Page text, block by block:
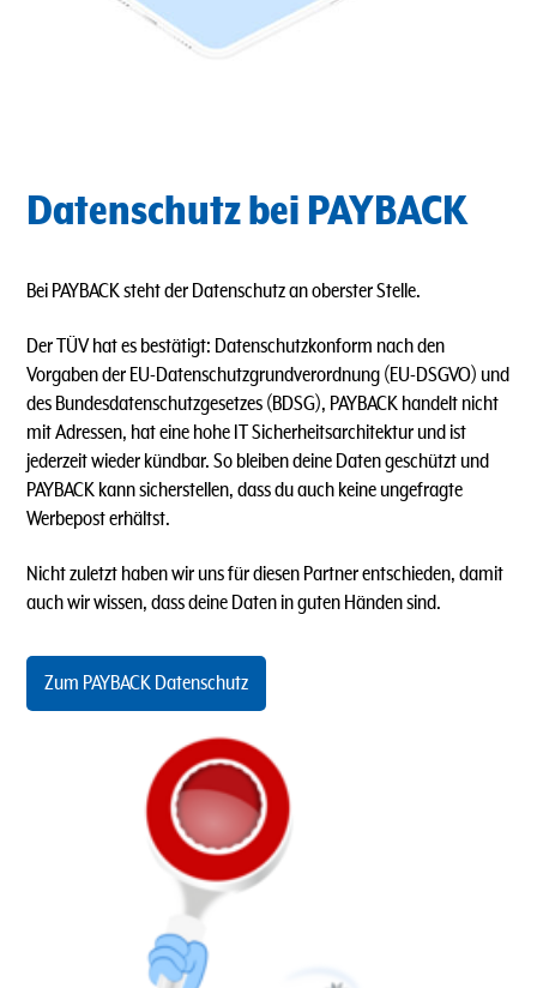
Datenschutz bei PAYBACK
Bei PAYBACK steht der Datenschutz an oberster Stelle.
Der TÜV hat es bestätigt: Datenschutzkonform nach den
Vorgaben der EU-Datenschutzgrundverordnung (EU-DSGVO) und
des Bundesdatenschutzgesetzes (BDSG), PAYBACK handelt nicht
mit Adressen, hat eine hohe IT Sicherheitsarchitektur und ist
jederzeit wieder kündbar. So bleiben deine Daten geschützt und
PAYBACK kann sicherstellen, dass du auch keine ungefragte
Werbepost erhältst.
Nicht zuletzt haben wir uns für diesen Partner entschieden, damit
auch wir wissen, dass deine Daten in guten Händen sind.
Zum PAYBACK Datenschutz